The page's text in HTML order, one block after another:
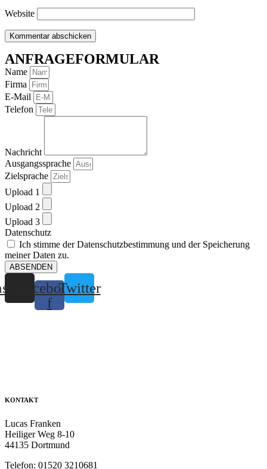
Website
ANFRAGEFORMULAR
Name
Firma
E-Mail
Telefon
Nachricht
Ausgangssprache
Zielsprache
Upload 1
Upload 2
Upload 3
Datenschutz
Ich stimme der Datenschutzbestimmung und der Speicherung
meiner Daten zu.
ABSENDEN
Facebook-
f
Twitter
KONTAKT
Lucas Franken
Heiliger Weg 8-10
44135 Dortmund
Telefon: 01520 3210681